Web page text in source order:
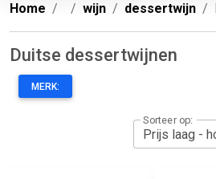
Home
wijn dessertwijn
Duitse dessertwijnen
MERK:
Sorteer op: